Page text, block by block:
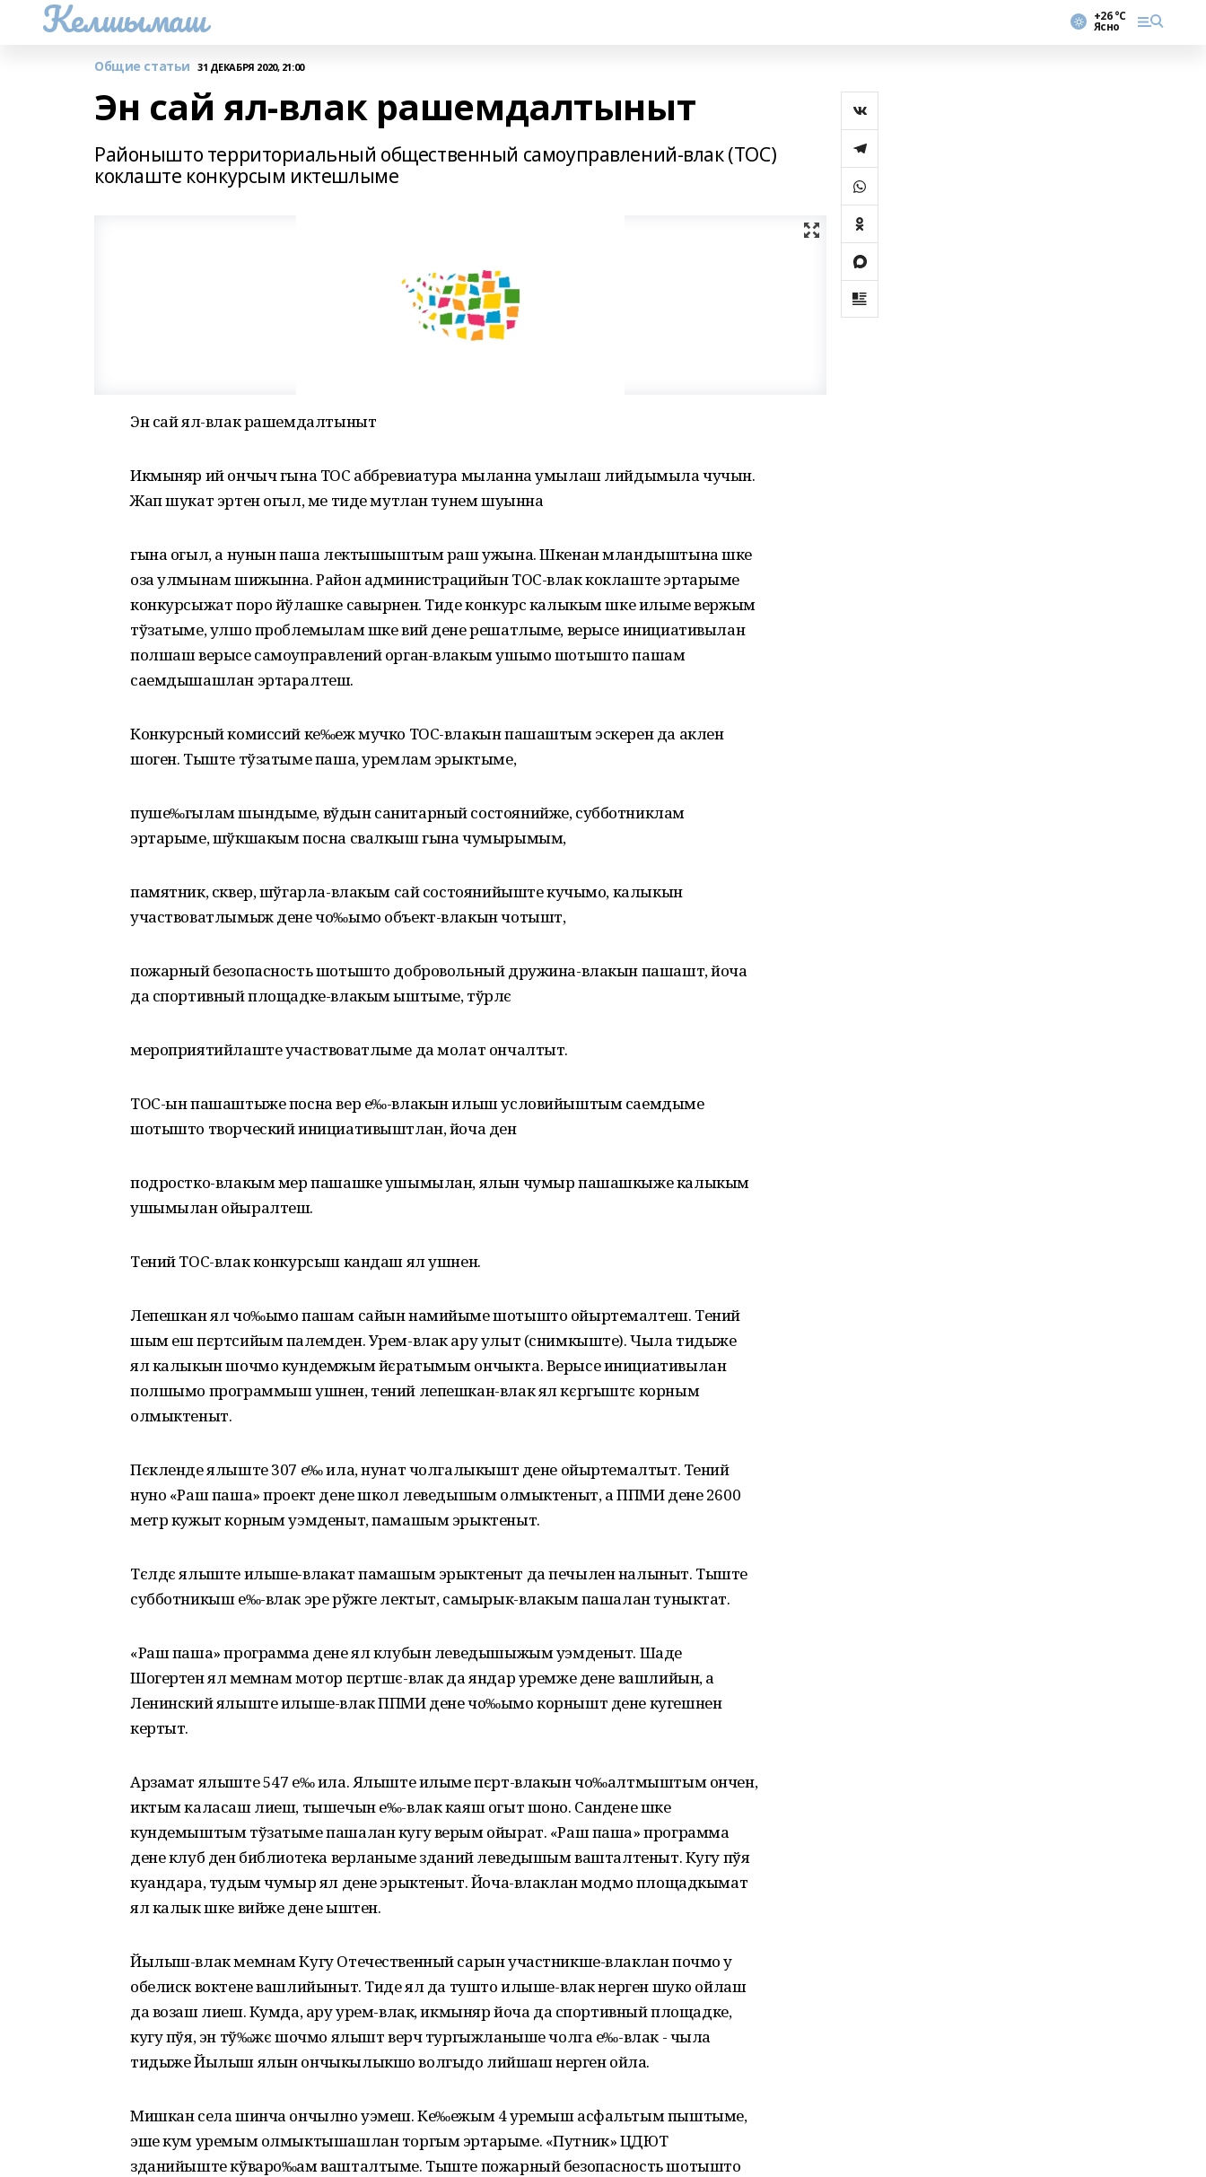
Келшымаш +26 °С
Ясно
Общие статьи 31 ДЕКАБРЯ 2020, 21:00
Эн сай ял-влак рашемдалтыныт
Районышто территориальный общественный самоуправлений-влак (ТОС)
коклаште конкурсым иктешлыме
Эн сай ял-влак рашемдалтыныт
Икмыняр ий ончыч гына ТОС аббревиатура мыланна умылаш лийдымыла чучын.
Жап шукат эртен огыл, ме тиде мутлан тунем шуынна
гына огыл, а нунын паша лектышыштым раш ужына. Шкенан мландыштына шке
оза улмынам шижынна. Район администрацийын ТОС-влак коклаште эртарыме
конкурсыжат поро йўлашке савырнен. Тиде конкурс калыкым шке илыме вержым
тўзатыме, улшо проблемылам шке вий дене решатлыме, верысе инициативылан
полшаш верысе самоуправлений орган-влакым ушымо шотышто пашам
саемдышашлан эртаралтеш.
Конкурсный комиссий ке‰еж мучко ТОС-влакын пашаштым эскерен да аклен
шоген. Тыште тўзатыме паша, уремлам эрыктыме,
пуше‰гылам шындыме, вўдын санитарный состоянийже, субботниклам
эртарыме, шўкшакым посна свалкыш гына чумырымым,
памятник, сквер, шўгарла-влакым сай состоянийыште кучымо, калыкын
участвоватлымыж дене чо‰ымо объект-влакын чотышт,
пожарный безопасность шотышто добровольный дружина-влакын пашашт, йоча
да спортивный площадке-влакым ыштыме, тўрлє
мероприятийлаште участвоватлыме да молат ончалтыт.
ТОС-ын пашаштыже посна вер е‰-влакын илыш условийыштым саемдыме
шотышто творческий инициативыштлан, йоча ден
подростко-влакым мер пашашке ушымылан, ялын чумыр пашашкыже калыкым
ушымылан ойыралтеш.
Тений ТОС-влак конкурсыш кандаш ял ушнен.
Лепешкан ял чо‰ымо пашам сайын намийыме шотышто ойыртемалтеш. Тений
шым еш пєртсийым палемден. Урем-влак ару улыт (снимкыште). Чыла тидыже
ял калыкын шочмо кундемжым йєратымым ончыкта. Верысе инициативылан
полшымо программыш ушнен, тений лепешкан-влак ял кєргыштє корным
олмыктеныт.
Пєкленде ялыште 307 е‰ ила, нунат чолгалыкышт дене ойыртемалтыт. Тений
нуно «Раш паша» проект дене школ леведышым олмыктеныт, а ППМИ дене 2600
метр кужыт корным уэмденыт, памашым эрыктеныт.
Тєлдє ялыште илыше-влакат памашым эрыктеныт да печылен налыныт. Тыште
субботникыш е‰-влак эре рўжге лектыт, самырык-влакым пашалан туныктат.
«Раш паша» программа дене ял клубын леведышыжым уэмденыт. Шаде
Шогертен ял мемнам мотор пєртшє-влак да яндар уремже дене вашлийын, а
Ленинский ялыште илыше-влак ППМИ дене чо‰ымо корнышт дене кугешнен
кертыт.
Арзамат ялыште 547 е‰ ила. Ялыште илыме пєрт-влакын чо‰алтмыштым ончен,
иктым каласаш лиеш, тышечын е‰-влак каяш огыт шоно. Сандене шке
кундемыштым тўзатыме пашалан кугу верым ойырат. «Раш паша» программа
дене клуб ден библиотека верланыме зданий леведышым вашталтеныт. Кугу пўя
куандара, тудым чумыр ял дене эрыктеныт. Йоча-влаклан модмо площадкымат
ял калык шке вийже дене ыштен.
Йылыш-влак мемнам Кугу Отечественный сарын участникше-влаклан почмо у
обелиск воктене вашлийыныт. Тиде ял да тушто илыше-влак нерген шуко ойлаш
да возаш лиеш. Кумда, ару урем-влак, икмыняр йоча да спортивный площадке,
кугу пўя, эн тў‰жє шочмо ялышт верч тургыжланыше чолга е‰-влак - чыла
тидыже Йылыш ялын ончыкылыкшо волгыдо лийшаш нерген ойла.
Мишкан села шинча ончылно уэмеш. Ке‰ежым 4 уремыш асфальтым пыштыме,
эше кум уремым олмыктышашлан торгым эртарыме. «Путник» ЦДЮТ
зданийыште кўваро‰ам вашталтыме. Тыште пожарный безопасность шотышто